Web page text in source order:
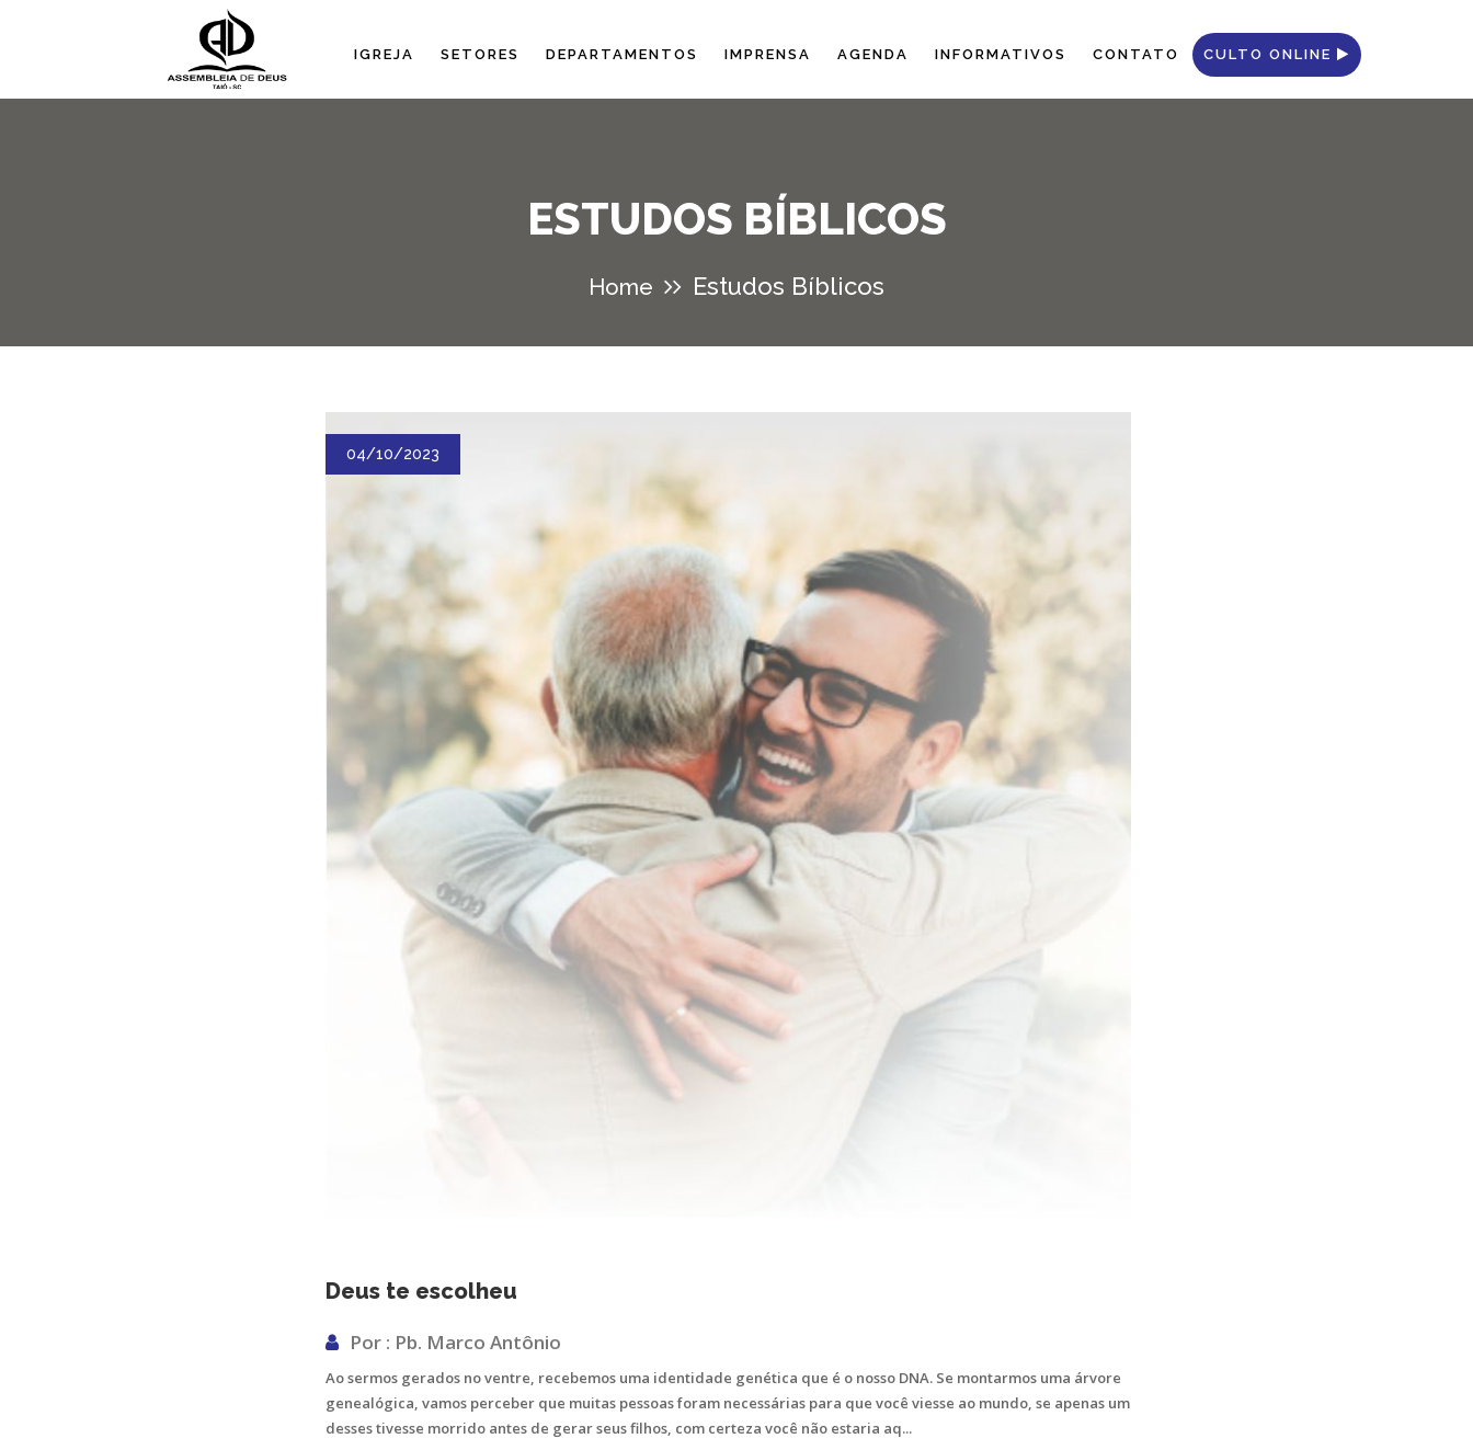
IGREJA SETORES DEPARTAMENTOS IMPRENSA AGENDA INFORMATIVOS CONTATO CULTO ONLINE
ESTUDOS BÍBLICOS
Home Estudos Bíblicos
04/10/2023
Deus te escolheu
Por : Pb. Marco Antônio
Ao sermos gerados no ventre, recebemos uma identidade genética que é o nosso DNA. Se montarmos uma árvore
genealógica, vamos perceber que muitas pessoas foram necessárias para que você viesse ao mundo, se apenas um
desses tivesse morrido antes de gerar seus filhos, com certeza você não estaria aq...